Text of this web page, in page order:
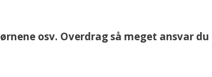
osv. Overdrag så meget ansvar du